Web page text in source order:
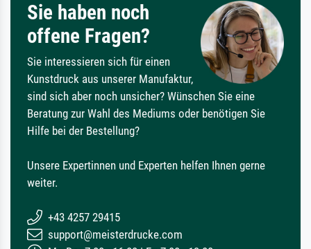
Sie haben noch
offene Fragen?
Sie interessieren sich für einen
Kunstdruck aus unserer Manufaktur,
sind sich aber noch unsicher? Wünschen Sie eine
Beratung zur Wahl des Mediums oder benötigen Sie
Hilfe bei der Bestellung?
Unsere Expertinnen und Experten helfen Ihnen gerne
weiter.
+43 4257 29415
support@meisterdrucke.com